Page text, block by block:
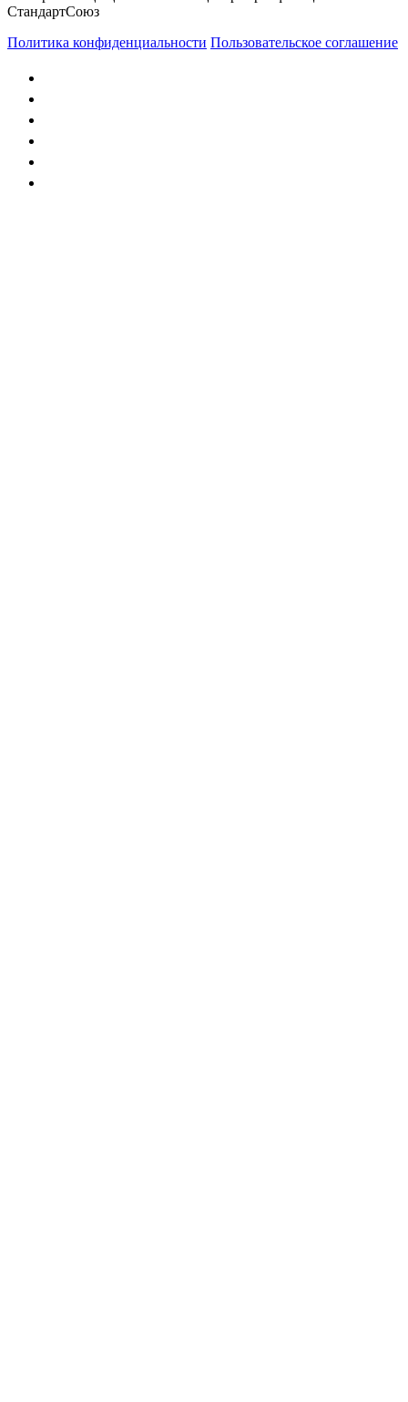
СтандартСоюз
Политика конфиденциальности Пользовательское соглашение